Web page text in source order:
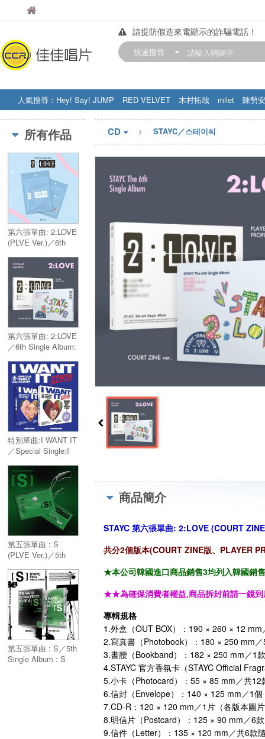
佳佳唱片
請提防假造來電顯示的詐騙電話！
【中華門市營業時間調整公告】
快速搜尋
人氣搜尋： Hey! Say! JUMP RED VELVET 木村拓哉 milet
陳勢安
STRAY KIDS
盧廣仲 周杰伦
所有作品
第六張單曲: 2:LOVE
(PLVE Ver.)／6th
2:LOVE (PLVE Ver.)
第六張單曲: 2:LOVE
／6th Single Album:
特別單曲:I WANT IT
／Special Single:I
第五張單曲 : S
(PLVE Ver.)／5th
(PLVE Ver.)
第五張單曲 : S／5th
Single Album : S
CD STAYC／스테이씨
商品簡介
STAYC 第六張單曲: 2:LOVE (COURT
共分2個版本(COURT ZINE版、PLAYER
★本公司韓國進口商品銷售3均列入韓國銷
★★為確保消費者權益,商品拆封前請一鏡
專輯規格
1.外盒（OUT BOX）：190 × 260 × 12
2.寫真書（Photobook）：180 × 250 mm
3.書腰（Bookband）：182 × 250 mm／1
4.STAYC 官方香氛卡（STAYC Official
5.小卡（Photocard）：55 × 85 mm／共
6.信封（Envelope）：140 × 125 mm／1
7.CD-R：120 × 120 mm／1片（各版本圖
8.明信片（Postcard）：125 × 90 mm／6
9.信件（Letter）：135 × 120 mm／共6款